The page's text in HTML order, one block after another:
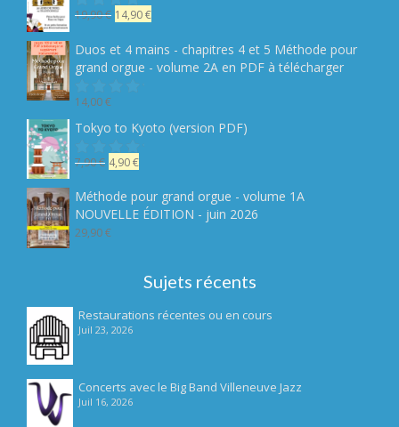
Notesur
5
19,90€ Le
initial
était :
14,90€Le
actuel
est :
Duos et 4 mains - chapitres 4 et 5 Méthode pour
grand orgue - volume 2A en PDF à télécharger
Note
5
14,00€
Tokyo to Kyoto (version PDF)
Notesur
5
7,90€ Le
initial
était :
7,90 €.
4,90€Le
actuel
est :
Méthode pour grand orgue - volume 1A
NOUVELLE ÉDITION - juin 2026
29,90€
Sujets récents
Restaurations récentes ou en cours
Juil 23, 2026
Concerts avec le Big Band Villeneuve Jazz
Juil 16, 2026